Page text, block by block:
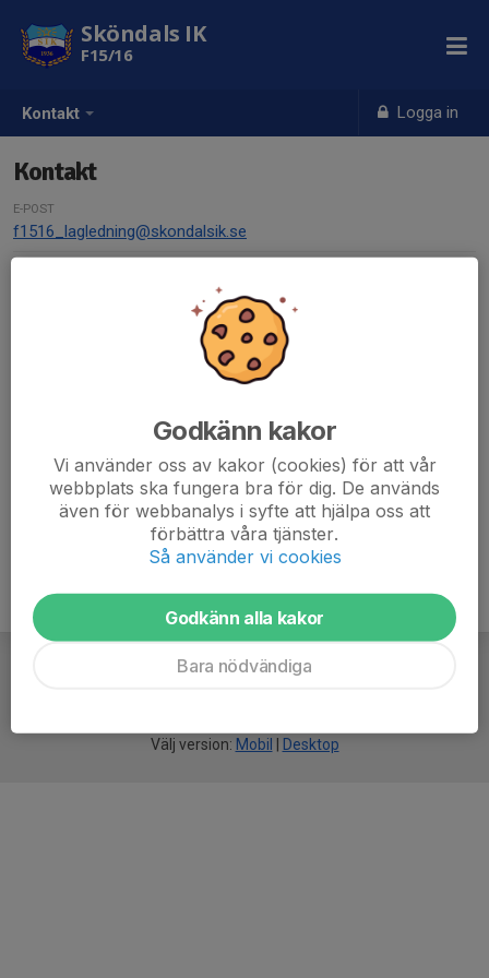
Kontakt Logga in
Sköndals IK
F15/16
Kontakt
E-POST
f1516_lagledning@skondalsik.se
070-792 87 73
Välj version: Mobil Desktop
Godkänn kakor
Vi använder oss av kakor (cookies) för att vår
webbplats ska fungera bra för dig. De används
även för webbanalys i syfte att hjälpa oss att
förbättra våra tjänster.
Så använder vi cookies
Godkänn alla kakor
Bara nödvändiga